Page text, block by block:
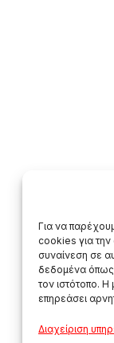
Για να
cookies για
συναίνεση σε
δεδομένα όπως
τον ιστότοπο.
επηρεάσει
Διαχείριση